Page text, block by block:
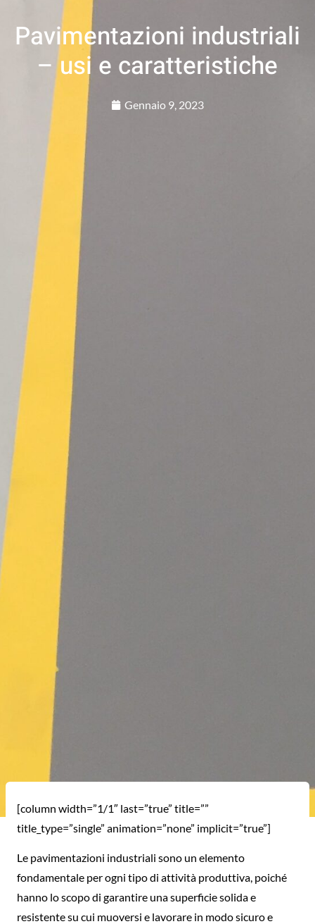
Pavimentazioni industriali
– usi e caratteristiche
Gennaio 9, 2023
[column width=”1/1″ last=”true” title=””
title_type=”single” animation=”none” implicit=”true”]
Le pavimentazioni industriali sono un elemento
fondamentale per ogni tipo di attività produttiva, poiché
hanno lo scopo di garantire una superficie solida e
resistente su cui muoversi e lavorare in modo sicuro e